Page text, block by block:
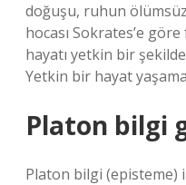
doğuşu, ruhun
hocası Sokrates’e
hayatı yetkin bir
Yetkin bir hayat
Platon bilgi
Platon bilgi (episteme)